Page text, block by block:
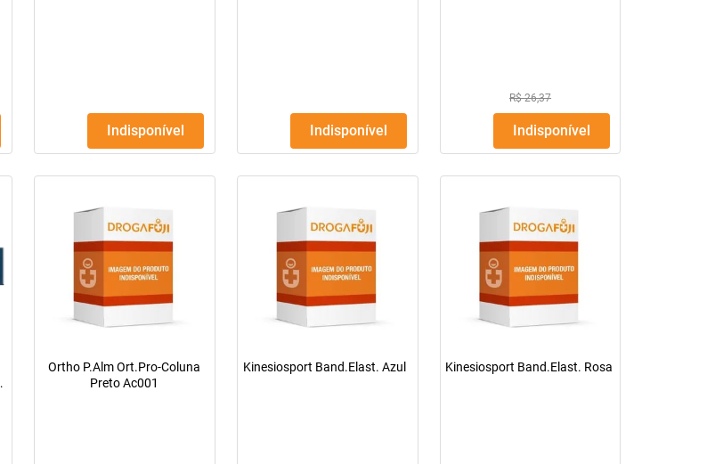
Indisponível Indisponível
R$ 26,37
Indisponível
Ortho P.Alm Ort.Pro-Coluna
Preto Ac001
Kinesiosport Band.Elast. Azul Kinesiosport Band.Elast. Rosa